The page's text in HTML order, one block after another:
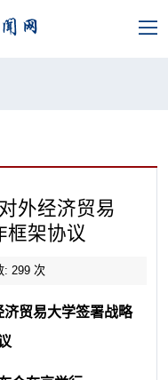
外经济贸易
框架协议
: 299次
贸易大学签署战略